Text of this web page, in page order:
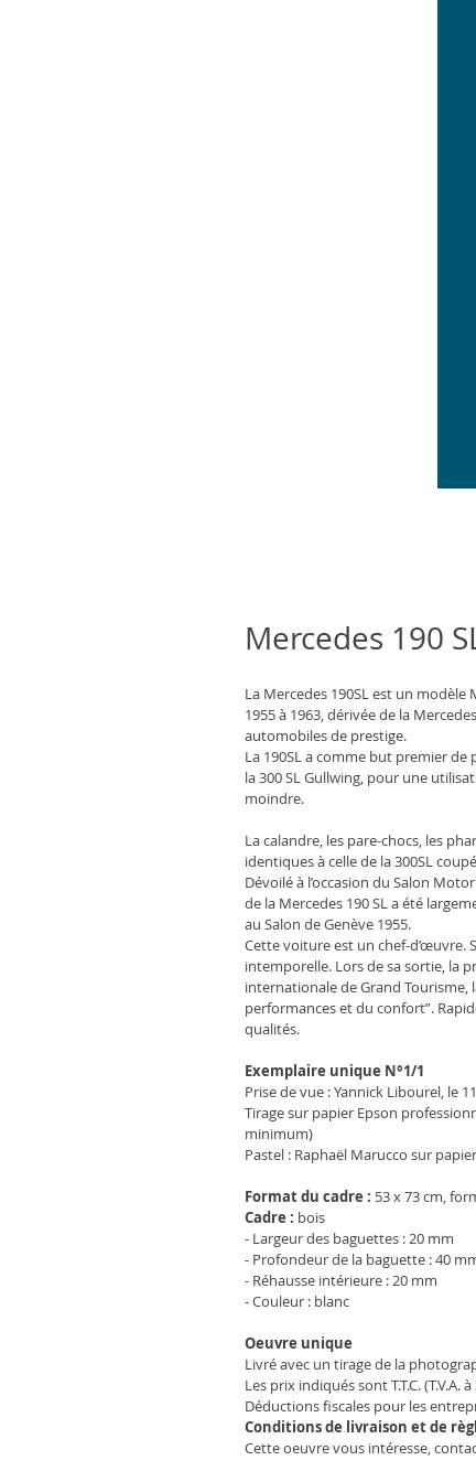
Mercedes 190
La Mercedes 190SL est un modèle
1955 à 1963, dérivée de la
automobiles de prestige.
La 190SL a comme but premier
la 300 SL Gullwing, pour une
moindre.
La calandre, les pare-chocs, les
identiques à celle de la 300SL
Dévoilé à l’occasion du Salon
de la Mercedes 190 SL a été
au Salon de Genève 1955.
Cette voiture est un chef-d’œuvre.
intemporelle. Lors de sa sortie, la
internationale de Grand Tourisme,
performances et du confort”.
qualités.
Exemplaire unique N°1/1
Prise de vue : Yannick Libourel, le
Tirage sur papier Epson
minimum)
Pastel : Raphaël Marucco sur
Format du cadre : 53 x 73 cm,
Cadre : bois
- Largeur des baguettes : 20 mm
- Profondeur de la baguette : 40
- Réhausse intérieure : 20 mm
- Couleur : blanc
Oeuvre unique
Livré avec un tirage de la
Les prix indiqués sont T.T.C. (T.V.A. à
Déductions fiscales pour les
Conditions de livraison et de
Cette oeuvre vous intéresse,